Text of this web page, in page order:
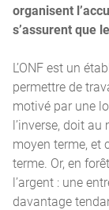
organisent
s’assurent que
L’ONF est un
permettre de
motivé par une
l’inverse, doit
moyen terme, et
terme. Or, en
l’argent : une
davantage